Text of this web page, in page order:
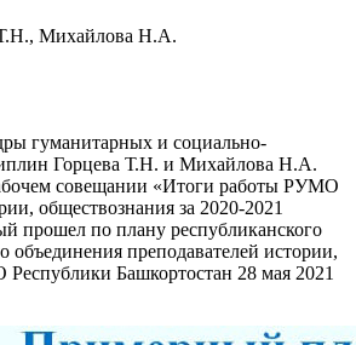
Михайлова Н.А.
гуманитарных и социально-
Горцева Т.Н. и Михайлова Н.А.
совещании «Итоги работы РУМО
обществознания за 2020-2021
прошел по плану республиканского
объединения преподавателей истории,
Башкортостан 28 мая 2021